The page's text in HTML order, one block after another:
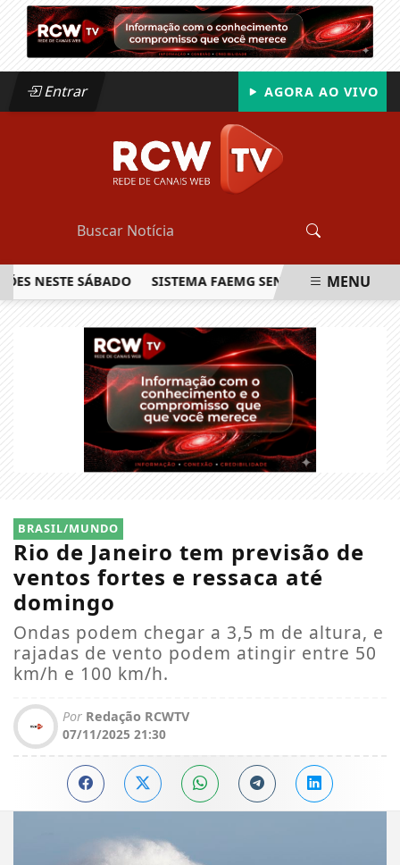
Entrar AGORA AO VIVO
SÁBADO SISTEMA FAEMG SENAR LANÇA O PRIMEIRO
MENU
BRASIL/MUNDO
Rio de Janeiro tem previsão de
ventos fortes e ressaca até
domingo
Ondas podem chegar a 3,5 m de altura, e
rajadas de vento podem atingir entre 50
km/h e 100 km/h.
Por Redação RCWTV
07/11/2025 21:30